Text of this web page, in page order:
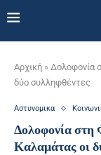
Αρχική » Δολοφονία
δύο συλληφθέντες
Αστυνομικα
Δολοφονία στη
Καλαμάτας οι